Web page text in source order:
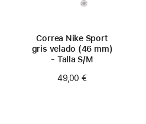
Correa Nike Sport
gris velado (46 mm)
- Talla S/M
49,00 €